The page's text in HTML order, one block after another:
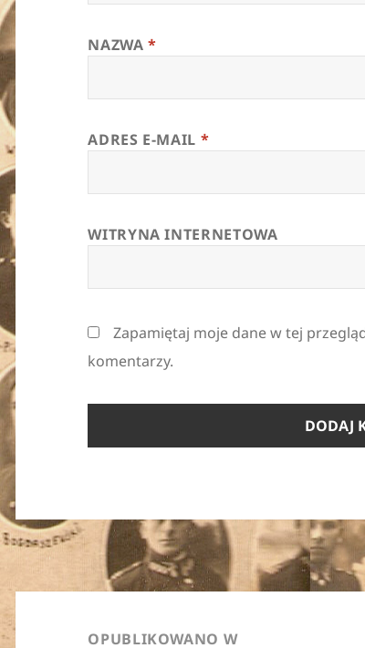
NAZWA*
ADRES E-MAIL *
WITRYNA INTERNETOWA
Zapamiętaj moje dane w tej
komentarzy.
wpisu
OPUBLIKOWANO W